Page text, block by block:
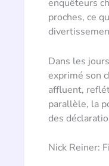
enquêteurs
proches, ce
Dans les
exprimé son
affluent,
parallèle, la
des
Nick Reiner: